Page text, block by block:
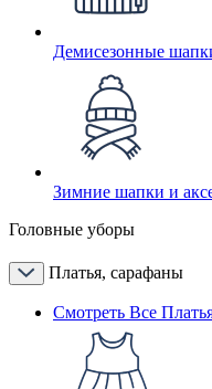
Демисезонные
Зимние шапки и
Головные уборы
Платья, сарафаны
Смотреть Все